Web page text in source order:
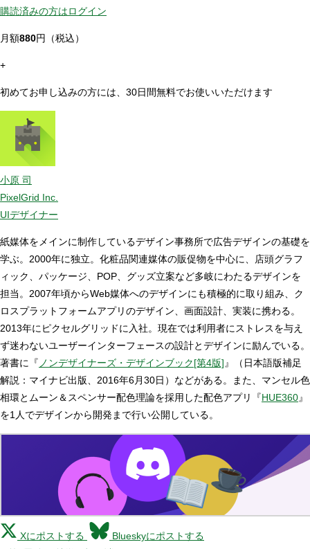
購読済みの方はログイン
月額880円（税込）
+
初めてお申し込みの方には、30日間無料でお使いいただけます
小原 司
PixelGrid Inc.
UIデザイナー
紙媒体をメインに制作しているデザイン事務所で広告デザインの基礎を
学ぶ。2000年に独立。化粧品関連媒体の販促物を中心に、店頭グラフ
ィック、パッケージ、POP、グッズ立案など多岐にわたるデザインを
担当。2007年頃からWeb媒体へのデザインにも積極的に取り組み、ク
ロスプラットフォームアプリのデザイン、画面設計、実装に携わる。
2013年にピクセルグリッドに入社。現在では利用者にストレスを与え
ず迷わないユーザーインターフェースの設計とデザインに励んでいる。
著書に『 ノンデザイナーズ・デザインブック[第4版] 』（日本語版補足
解説：マイナビ出版、2016年6月30日）などがある。また、マンセル色
相環とムーン＆スペンサー配色理論を採用した配色アプリ『HUE360』
を1人でデザインから開発まで行い公開している。
Xにポストする
Blueskyにポストする